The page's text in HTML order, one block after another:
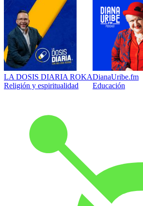
LA DOSIS DIARIA ROKA
Religión y espiritualidad
DianaUribe.fm
Educación